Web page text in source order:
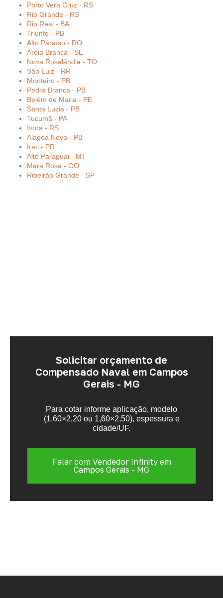
Porto Vera Cruz - RS
Rio Grande - RS
Rio Real - BA
Triunfo - PB
Alto Paraíso - RO
Areia Branca - SE
Nova Rosalândia - TO
São Luiz - RR
Monteiro - PB
Pedra Branca - PB
Belém de Maria - PE
Santa Luzia - PB
Tucumã - PA
Ivorá - RS
Alagoa Nova - PB
Irati - PR
Alto Paraguai - MT
Mara Rosa - GO
Ribeirão Grande - SP
Solicitar orçamento de
Compensado Naval em Campos
Gerais - MG
Para cotar informe aplicação, modelo
(1,60×2,20 ou 1,60×2,50), espessura e
cidade/UF.
Falar com Vendedor Infinity em
Campos Gerais - MG